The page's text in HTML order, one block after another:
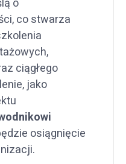
o
co stwarza
ciągłego
jako
osiągnięcie